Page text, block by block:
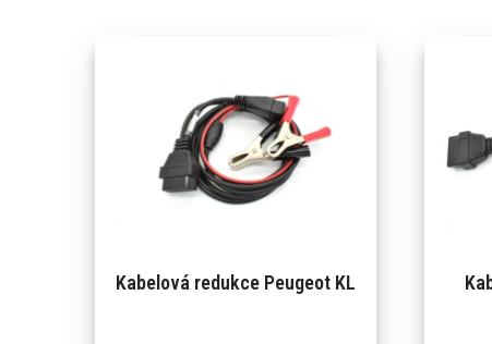
Kabelová redukce Peugeot KL